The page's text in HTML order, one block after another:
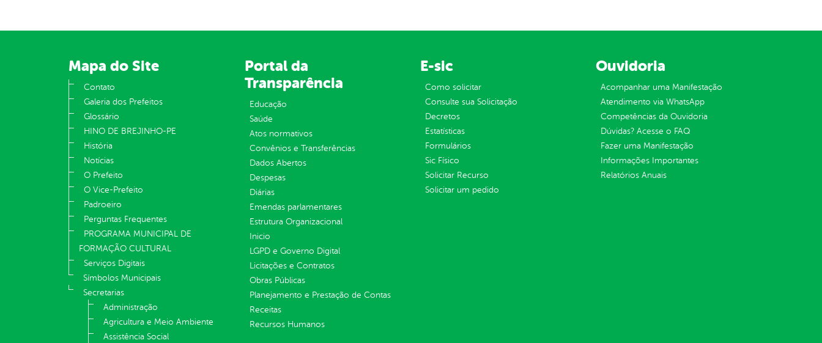
Mapa do Site
Contato
Galeria dos Prefeitos
Glossário
HINO DE BREJINHO-PE
História
Notícias
O Prefeito
O Vice-Prefeito
Padroeiro
Perguntas Frequentes
PROGRAMA MUNICIPAL DE
FORMAÇÃO CULTURAL
Serviços Digitais
Símbolos Municipais
Secretarias
Administração
Agricultura e Meio Ambiente
Assistência Social
Portal da
Transparência
Educação
Saúde
Atos normativos
Convênios e Transferências
Dados Abertos
Despesas
Diárias
Emendas parlamentares
Estrutura Organizacional
Inicio
LGPD e Governo Digital
Licitações e Contratos
Obras Públicas
Planejamento e Prestação de Contas
Receitas
Recursos Humanos
E-sic
Como solicitar
Consulte sua Solicitação
Decretos
Estatísticas
Formulários
Sic Físico
Solicitar Recurso
Solicitar um pedido
Ouvidoria
Acompanhar uma Manifestação
Atendimento via WhatsApp
Competências da Ouvidoria
Dúvidas? Acesse o FAQ
Fazer uma Manifestação
Informações Importantes
Relatórios Anuais